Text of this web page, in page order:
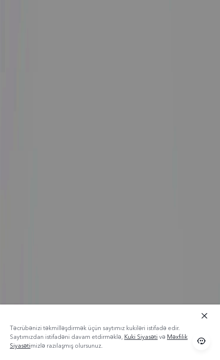
Təcrübənizi təkmilləşdirmək üçün saytımız kukiləri istifadə edir.
Saytımızdan istifadəni davam etdirməklə, Kuki Siyasəti və Məxfilik
Siyasətimizlə razılaşmış olursunuz.